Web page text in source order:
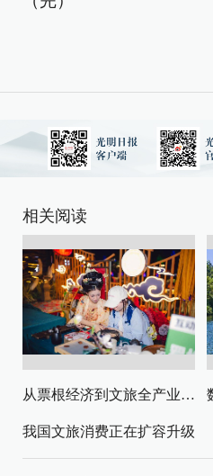
相关阅读
从票根经济到文旅全产业链升级
我国文旅消费正在扩容升级